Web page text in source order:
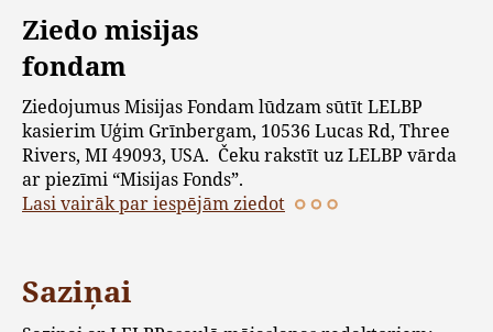
Ziedo misijas
fondam
Ziedojumus Misijas Fondam lūdzam sūtīt LELBP
kasierim Uģim Grīnbergam, 10536 Lucas Rd, Three
Rivers, MI 49093, USA. Čeku rakstīt uz LELBP vārda
ar piezīmi “Misijas Fonds”.
Lasi vairāk par iespējām ziedot
Saziņai